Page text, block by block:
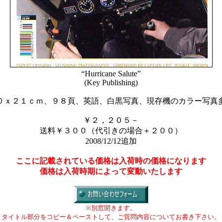
“Hurricane Salute”
(Key Publishing)
ｘ２１ｃｍ、９８頁、英語、白黒写真、現存機のカラー写真
￥２，２０５－
送料￥３００（代引きの場合＋２００）
2008/12/12追加
ここに記載されている価格は入荷時の価格になります
価格は入荷時期によって変動いたします
※別窓開きます。
タイトル部分をコピー＆ペーストして、ご質問内容についてお書き下さい。